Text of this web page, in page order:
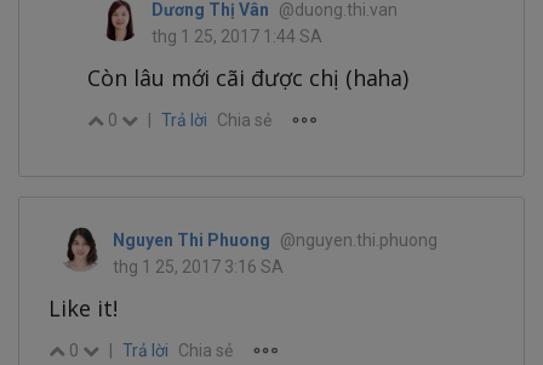
Dương Thị Vân
@duong.thi.van
thg 1 25, 2017 1:44 SA
Còn lâu mới cãi được chị (haha)
0 Trả lời Chia sẻ
Nguyen Thi Phuong
@nguyen.thi.phuong
thg 1 25, 2017 3:16 SA
Like it!
0 Trả lời Chia sẻ